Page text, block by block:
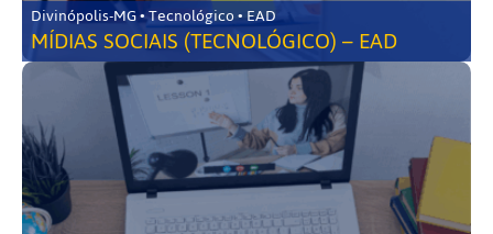
Divinópolis-MG • Tecnológico • EAD
MÍDIAS SOCIAIS (TECNOLÓGICO) – EAD